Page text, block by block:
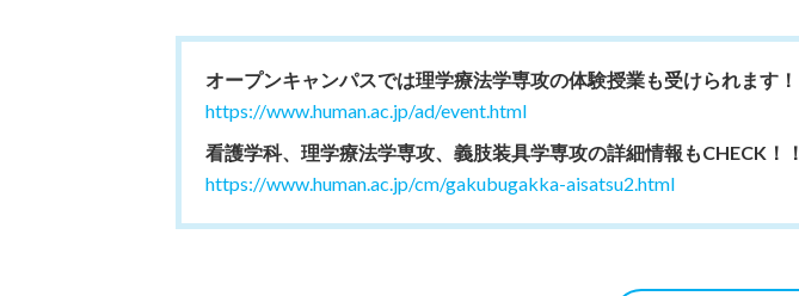
オープンキャンパスでは理学療法学専攻の体験授業も受けられます！
https://www.human.ac.jp/ad/event.html
看護学科、理学療法学専攻、義肢装具学専攻の詳細情報もCHECK！！
https://www.human.ac.jp/cm/gakubugakka-aisatsu2.html